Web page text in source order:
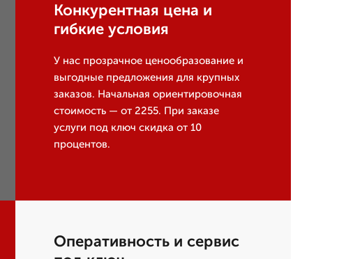
Конкурентная цена и
гибкие условия
У нас прозрачное ценообразование и
выгодные предложения для крупных
заказов. Начальная ориентировочная
стоимость — от 2255. При заказе
услуги под ключ скидка от 10
процентов.
Оперативность и сервис